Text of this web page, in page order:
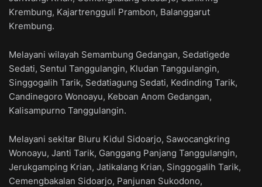
Krembung, Kajartrengguli Prambon, Balanggarut
Krembung.
Melayani wilayah Semambung Gedangan, Sedatigede
Sedati, Sentul Tanggulangin, Kludan Tanggulangin,
Singgogalih Tarik, Sedatiagung Sedati, Kedinding Tarik,
Candinegoro Wonoayu, Keboan Anom Gedangan,
Kalisampurno Tanggulangin.
Melayani sekitar Bluru Kidul Sidoarjo, Sawocangkring
Wonoayu, Janti Tarik, Ganggang Panjang Tanggulangin,
Jerukgamping Krian, Jatikalang Krian, Singgogalih Tarik,
Cemengbakalan Sidoarjo, Panjunan Sukodono,